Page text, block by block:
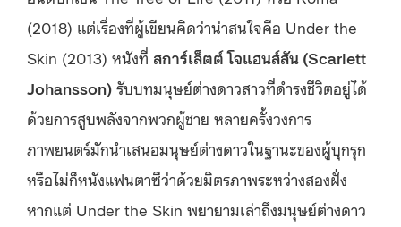
(2018) แต่เรื่องที่ผู้เขียนคิดว่าน่าสนใจคือ Under the
Skin (2013) หนังที่ สการ์เล็ตต์ โจแฮนส์สัน (Scarlett
Johansson) รับบทมนุษย์ต่างดาวสาวที่ดำรงชีวิตอยู่ได้
ด้วยการสูบพลังจากพวกผู้ชาย หลายครั้งวงการ
ภาพยนตร์มักนำเสนอมนุษย์ต่างดาวในฐานะของผู้บุกรุก
หรือไม่ก็หนังแฟนตาซีว่าด้วยมิตรภาพระหว่างสองฝั่ง
หากแต่ Under the Skin พยายามเล่าถึงมนุษย์ต่างดาว